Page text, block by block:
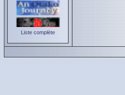
Liste complète